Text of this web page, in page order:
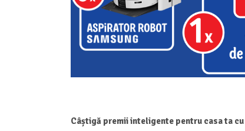
Câștigă premii inteligente pentru casa ta cu